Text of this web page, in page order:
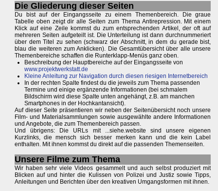
Die Gliederung dieser Seiten
Du bist auf der Eingangsseite zu einem Themenbereich. Die graue
Tabelle oben zeigt dir alle Seiten zum Thema Antirepression. Mit einem
Klick auf eine Zeile kommst du zum entsprechenden Artikel, der oft auf
mehreren Seiten aufgeteilt ist. Die Unterteilung ist dann durchnummeriert
über dem Titel zu sehen (schwarz der Abschnitt, in dem du gerade bist,
blau die weiteren zum Anklicken). Die Gesamtübersicht über alle unsere
Themenbereiche schaffen die Runterklapp-Menüs ganz oben.
Beschreibung der Hauptbereiche auf der Eingangsseite von
www.projektwerkstatt.de
Kleine Anleitung zur Navigation durch diesen riesigen Internetbereich
In der rechten Spalte findest du die jeweils zum Thema passenden
Termine und einige ergänzende Informationen (bei schmalem
Bildschirm wird diese Spalte unten angehängt, z.B. am manchen
Smartphones in der Hochkantansicht).
Auf dieser Seite präsentieren wir neben der Seitenübersicht noch unsere
Film- und Materialsammlungen sowie ausgewählte andere Informationen
und Angebote, die zum Themenbereich passen.
Und übrigens: Die URLs mit ...siehe.website sind unsere eigenen
Kurzlinks, die mensch sich besser merken kann und die kein Label
enthalten. Mit ihnen kommst du direkt auf die passenden Themenseiten.
Unsere Filme zum Thema
Wir haben sehr viele Videos gesammelt und auch selbst produziert mit
Blicken auf und hinter die Kulissen von Polizei und Justiz sowie Tipps,
Anleitungen und Berichten über den kreativen Umgangsformen mit ihnen.